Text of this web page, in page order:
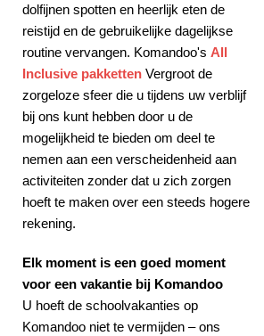
dolfijnen spotten en heerlijk eten de
reistijd en de gebruikelijke dagelijkse
routine vervangen. Komandoo's All
Inclusive pakketten Vergroot de
zorgeloze sfeer die u tijdens uw verblijf
bij ons kunt hebben door u de
mogelijkheid te bieden om deel te
nemen aan een verscheidenheid aan
activiteiten zonder dat u zich zorgen
hoeft te maken over een steeds hogere
rekening.
Elk moment is een goed moment
voor een vakantie bij Komandoo
U hoeft de schoolvakanties op
Komandoo niet te vermijden – ons